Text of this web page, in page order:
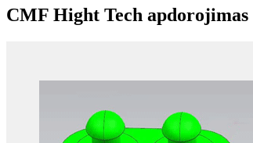
CMF Hight Tech apdorojimas